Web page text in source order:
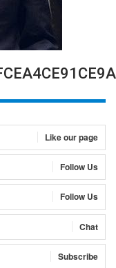
Like our page
Follow Us
Follow Us
Chat
Subscribe